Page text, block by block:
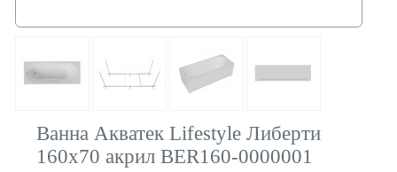
Ванна Акватек Lifestyle Либерти
160х70 акрил BER160-0000001